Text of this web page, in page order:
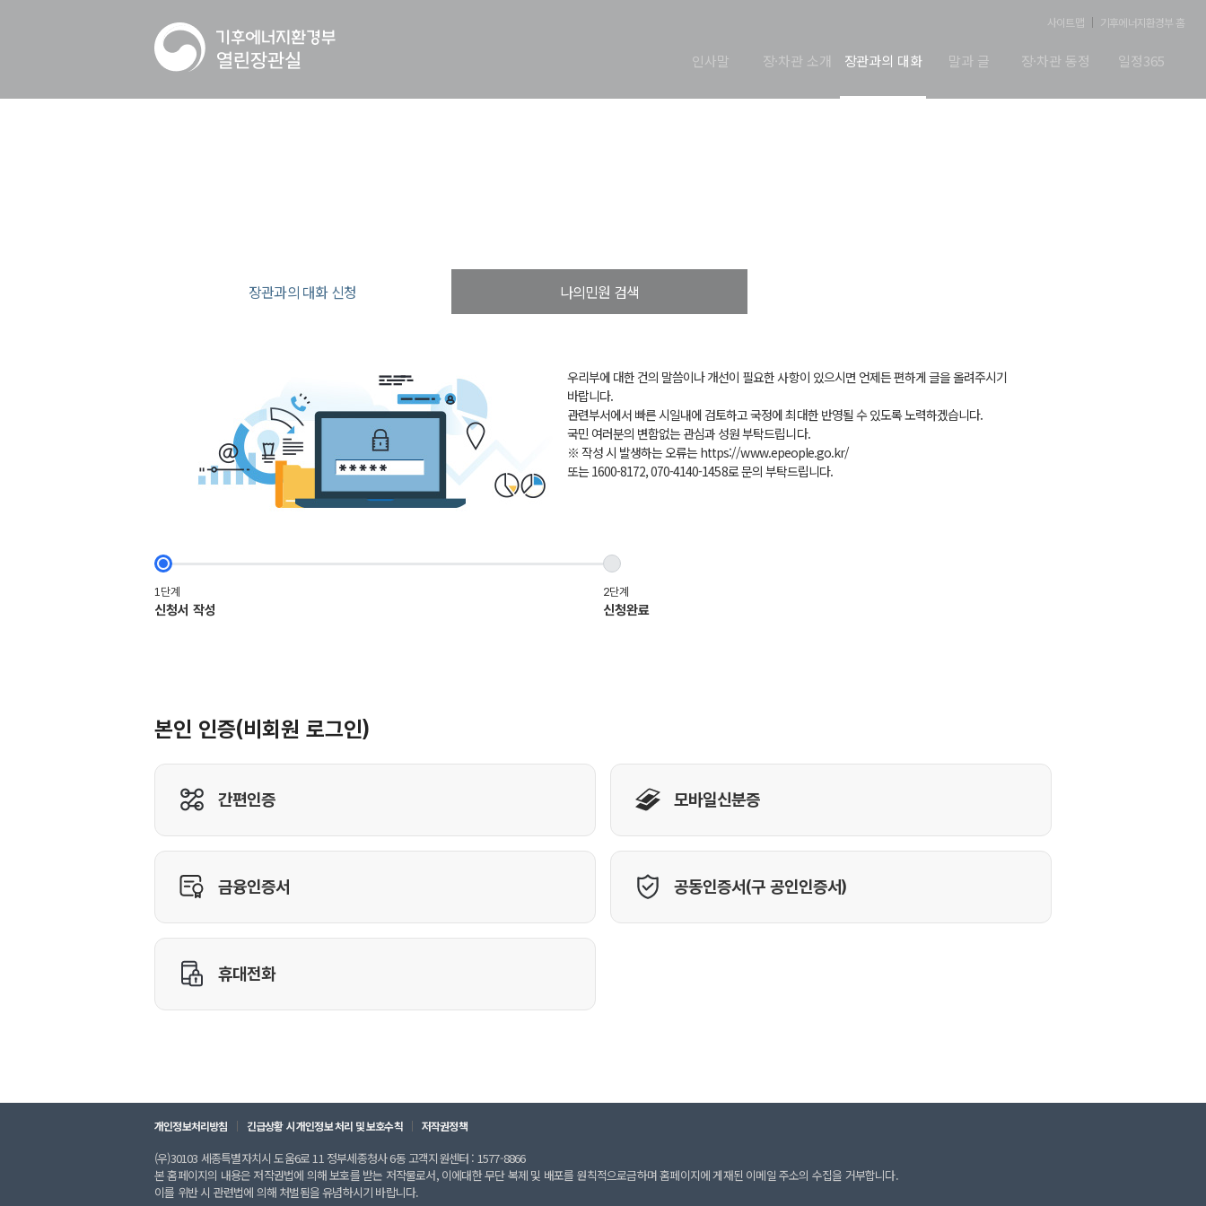
사이트맵 기후에너지환경부 홈
인사말 장·차관 소개 장관과의 대화 말과 글 장·차관 동정 일정365
장관과의 대화 신청 나의민원 검색
우리부에 대한 건의 말씀이나 개선이 필요한 사항이 있으시면 언제든 편하게 글을 올려주시기
바랍니다.
관련부서에서 빠른 시일내에 검토하고 국정에 최대한 반영될 수 있도록 노력하겠습니다.
국민 여러분의 변함없는 관심과 성원 부탁드립니다.
※ 작성 시 발생하는 오류는 https://www.epeople.go.kr/
또는 1600-8172, 070-4140-1458로 문의 부탁드립니다.
개인정보처리방침 긴급상황 시 개인정보 처리 및 보호수칙 저작권정책
(우)30103 세종특별자치시 도움6로 11 정부세종청사 6동 고객지원센터 : 1577-8866
본 홈페이지의 내용은 저작권법에 의해 보호를 받는 저작물로서, 이에대한 무단 복제 및 배포를 원칙적으로금하며 홈페이지에 게재된 이메일 주소의 수집을 거부합니다.
이를 위반 시 관련법에 의해 처벌됨을 유념하시기 바랍니다.